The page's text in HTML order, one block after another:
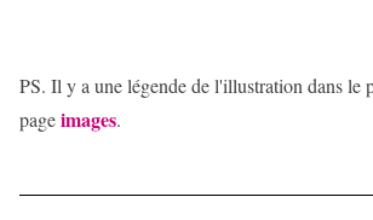
PS. Il y a une légende de l'illustration dans le
pageimages.